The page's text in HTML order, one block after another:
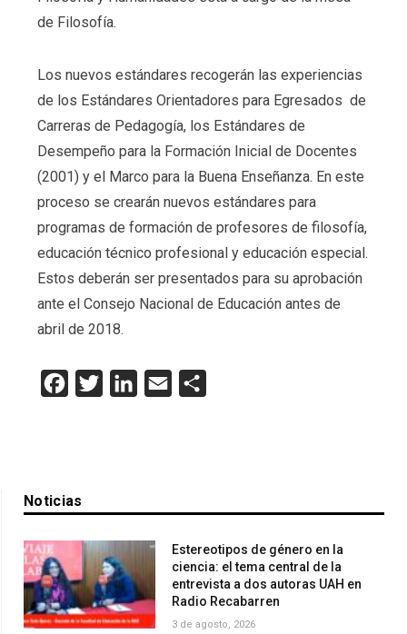
de Filosofía.
Los nuevos estándares recogerán las experiencias
de los Estándares Orientadores para Egresados de
Carreras de Pedagogía, los Estándares de
Desempeño para la Formación Inicial de Docentes
(2001) y el Marco para la Buena Enseñanza. En este
proceso se crearán nuevos estándares para
programas de formación de profesores de filosofía,
educación técnico profesional y educación especial.
Estos deberán ser presentados para su aprobación
ante el Consejo Nacional de Educación antes de
abril de 2018.
Facebook
Twitter LinkedInEmail
Noticias
Estereotipos de género en la
ciencia: el tema central de la
entrevista a dos autoras UAH en
Radio Recabarren
3 de agosto, 2026